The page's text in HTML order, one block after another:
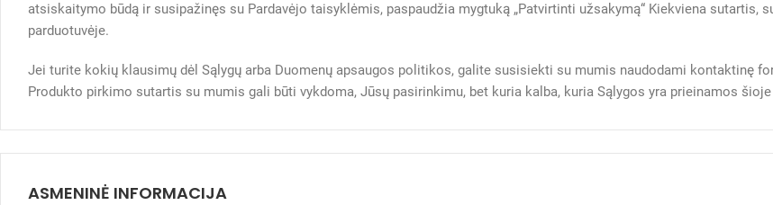
atsiskaitymo būdą ir susipažinęs su Pardavėjo taisyklėmis, paspaudžia mygtuką „Patvirtinti užsakymą“ Kiekviena sutartis,
parduotuvėje.
Jei turite kokių klausimų dėl Sąlygų arba Duomenų apsaugos politikos, galite susisiekti su mumis naudodami kontaktinę
Produkto pirkimo sutartis su mumis gali būti vykdoma, Jūsų pasirinkimu, bet kuria kalba, kuria Sąlygos yra prieinamos
ASMENINĖ INFORMACIJA